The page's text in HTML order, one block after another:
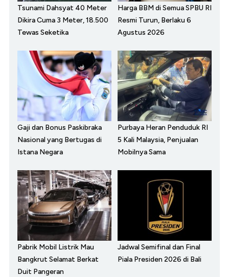
Tsunami Dahsyat 40 Meter
Dikira Cuma 3 Meter, 18.500
Tewas Seketika
Harga BBM di Semua SPBU RI
Resmi Turun, Berlaku 6
Agustus 2026
Gaji dan Bonus Paskibraka
Nasional yang Bertugas di
Istana Negara
Purbaya Heran Penduduk RI
5 Kali Malaysia, Penjualan
Mobilnya Sama
Pabrik Mobil Listrik Mau
Bangkrut Selamat Berkat
Duit Pangeran
Jadwal Semifinal dan Final
Piala Presiden 2026 di Bali